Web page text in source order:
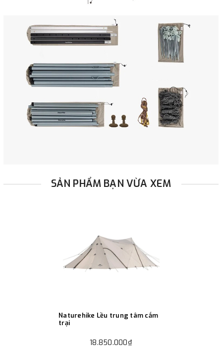
SẢN PHẨM BẠN VỪA XEM
Naturehike Lều trung tâm cắm
trại
18.850.000₫